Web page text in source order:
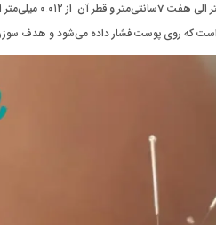
است که روی پوست فشار داده می‌شود و هدف